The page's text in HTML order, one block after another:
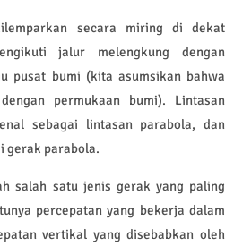
secara miring di dekat
jalur melengkung dengan
pusat bumi (kita asumsikan bahwa
permukaan bumi). Lintasan
sebagai lintasan parabola, dan
gerak parabola.
salah satu jenis gerak yang paling
percepatan yang bekerja dalam
vertikal yang disebabkan oleh